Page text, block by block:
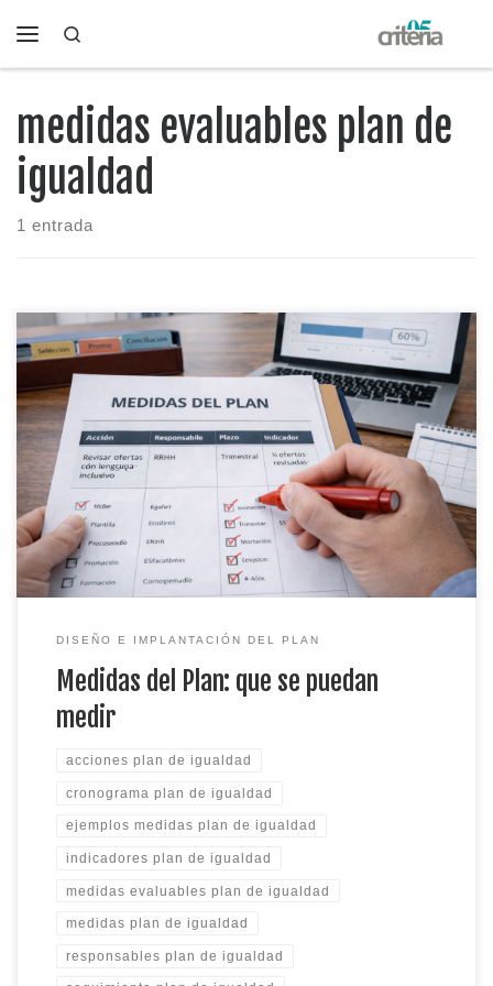
Saltar al contenido
medidas evaluables plan de
igualdad
1 entrada
El Plan de Igualdad se gana o se pierde en las medidas: si son
genéricas, se quedan en papel; si son concretas y medibles,
se convierten en avances reales. Aquí tienes una fórmula
simple para redactarlas, ejemplos por áreas y un “mini-
formato” que te sirve para implantar y hacer seguimiento sin
burocracia.
DISEÑO E IMPLANTACIÓN DEL PLAN
Medidas del Plan: que se puedan
medir
acciones plan de igualdad
cronograma plan de igualdad
ejemplos medidas plan de igualdad
indicadores plan de igualdad
medidas evaluables plan de igualdad
medidas plan de igualdad
responsables plan de igualdad